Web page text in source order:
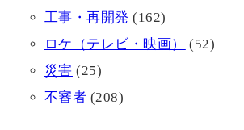
工事・再開発 (162)
ロケ（テレビ・映画）
(52)
災害 (25)
不審者 (208)